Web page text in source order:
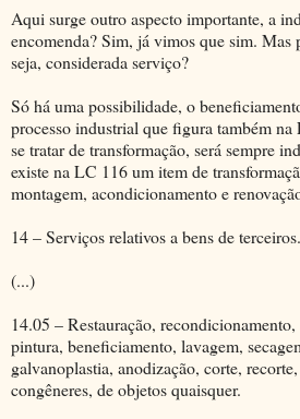
Aqui surge outro aspecto importante, a
encomenda? Sim, já vimos que sim. Mas
seja, considerada serviço?
Só há uma possibilidade, o
processo industrial que figura também
se tratar de transformação, será sempre
existe na LC 116 um item de
montagem, acondicionamento e
14 – Serviços relativos a bens de terceiros.
(...)
14.05 – Restauração,
pintura, beneficiamento, lavagem,
galvanoplastia, anodização, corte,
congêneres, de objetos quaisquer.